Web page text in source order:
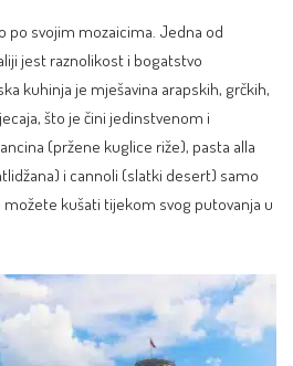
po svojim mozaicima. Jedna od
jest raznolikost i bogatstvo
kuhinja je mješavina arapskih, grčkih,
što je čini jedinstvenom i
(pržene kuglice riže), pasta alla
i cannoli (slatki desert) samo
kušati tijekom svog putovanja u